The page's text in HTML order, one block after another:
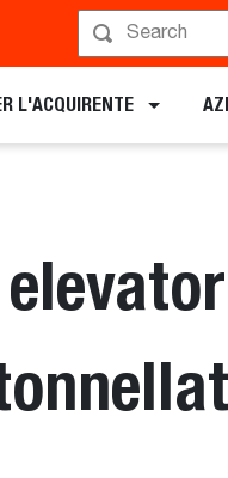
L'ACQUIRENTE
Programma demo